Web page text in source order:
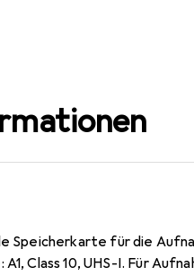
Speicherkarte für die
Class 10, UHS-I. Für